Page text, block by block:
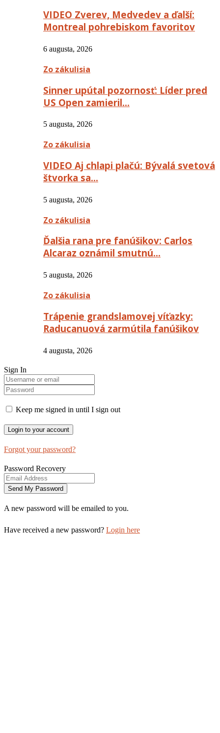
VIDEO Zverev, Medvedev a ďalší:
Montreal pohrebiskom favoritov
6 augusta, 2026
Zo zákulisia
Sinner upútal pozornosť: Líder pred
US Open zamieril…
5 augusta, 2026
Zo zákulisia
VIDEO Aj chlapi plačú: Bývalá svetová
štvorka sa…
5 augusta, 2026
Zo zákulisia
Ďalšia rana pre fanúšikov: Carlos
Alcaraz oznámil smutnú…
5 augusta, 2026
Zo zákulisia
Trápenie grandslamovej víťazky:
Raducanuová zarmútila fanúšikov
4 augusta, 2026
Sign In
Keep me signed in until I sign out
Forgot your password?
Password Recovery
A new password will be emailed to you.
Have received a new password? Login here